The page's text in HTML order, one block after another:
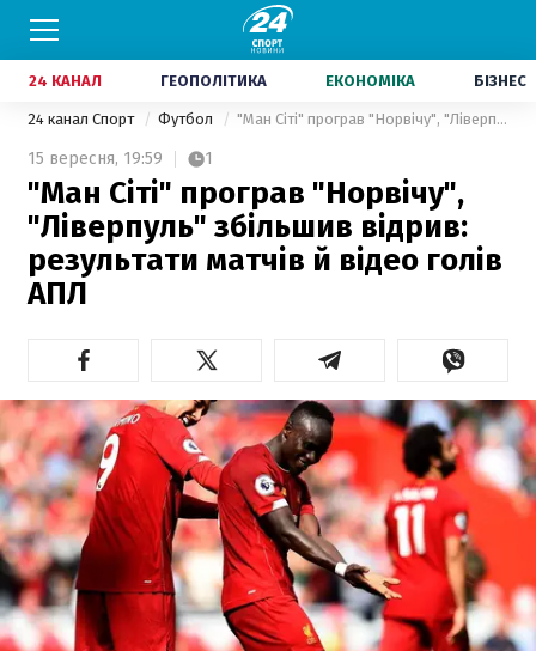
24 КАНАЛ ГЕОПОЛІТИКА ЕКОНОМІКА БІЗНЕС
24 канал Спорт Футбол "Ман Сіті" програв "Норвічу", "Ліверпуль" збільшив відрив: результати матчів й відео голів АПЛ
15 вересня, 19:59 1
"Ман Сіті" програв "Норвічу",
"Ліверпуль" збільшив відрив:
результати матчів й відео голів
АПЛ